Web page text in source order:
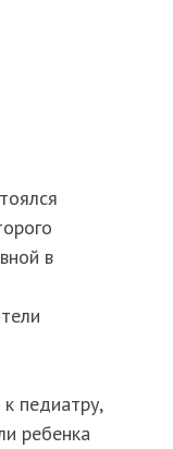
в
педиатру,
ребенка